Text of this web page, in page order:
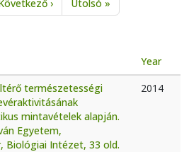
Következő › Utolsó »
Year
természetességi
mintavételek alapján.
Egyetem,
Biológiai Intézet, 33 old.
2014